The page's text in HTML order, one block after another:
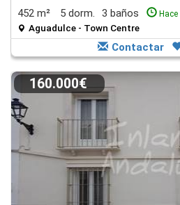
452 m²
5 dorm. 3 baños
Aguadulce - Town Centre
Contactar
160.000€